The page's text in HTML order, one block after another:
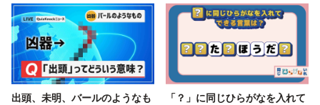
出頭、未明、バールのようなも
「？」に同じひらがなを入れて